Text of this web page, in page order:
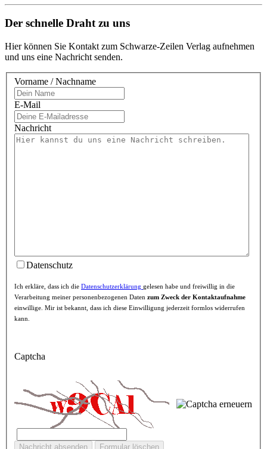
Der schnelle Draht zu uns
Hier können Sie Kontakt zum Schwarze-Zeilen Verlag aufnehmen
und uns eine Nachricht senden.
Vorname / Nachname
E-Mail
Nachricht
Datenschutz
Ich erkläre, dass ich die Datenschutzerklärung gelesen habe und freiwillig in die
Verarbeitung meiner personenbezogenen Daten zum Zweck der Kontaktaufnahme
einwillige. Mir ist bekannt, dass ich diese Einwilligung jederzeit formlos widerrufen
kann.
Captcha